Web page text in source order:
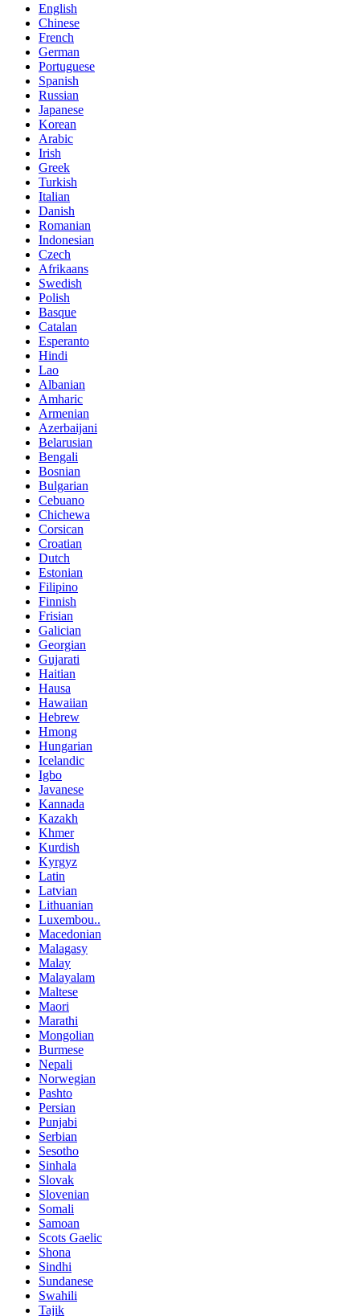
English
Chinese
French
German
Portuguese
Spanish
Russian
Japanese
Korean
Arabic
Irish
Greek
Turkish
Italian
Danish
Romanian
Indonesian
Czech
Afrikaans
Swedish
Polish
Basque
Catalan
Esperanto
Hindi
Lao
Albanian
Amharic
Armenian
Azerbaijani
Belarusian
Bengali
Bosnian
Bulgarian
Cebuano
Chichewa
Corsican
Croatian
Dutch
Estonian
Filipino
Finnish
Frisian
Galician
Georgian
Gujarati
Haitian
Hausa
Hawaiian
Hebrew
Hmong
Hungarian
Icelandic
Igbo
Javanese
Kannada
Kazakh
Khmer
Kurdish
Kyrgyz
Latin
Latvian
Lithuanian
Luxembou..
Macedonian
Malagasy
Malay
Malayalam
Maltese
Maori
Marathi
Mongolian
Burmese
Nepali
Norwegian
Pashto
Persian
Punjabi
Serbian
Sesotho
Sinhala
Slovak
Slovenian
Somali
Samoan
Scots Gaelic
Shona
Sindhi
Sundanese
Swahili
Tajik